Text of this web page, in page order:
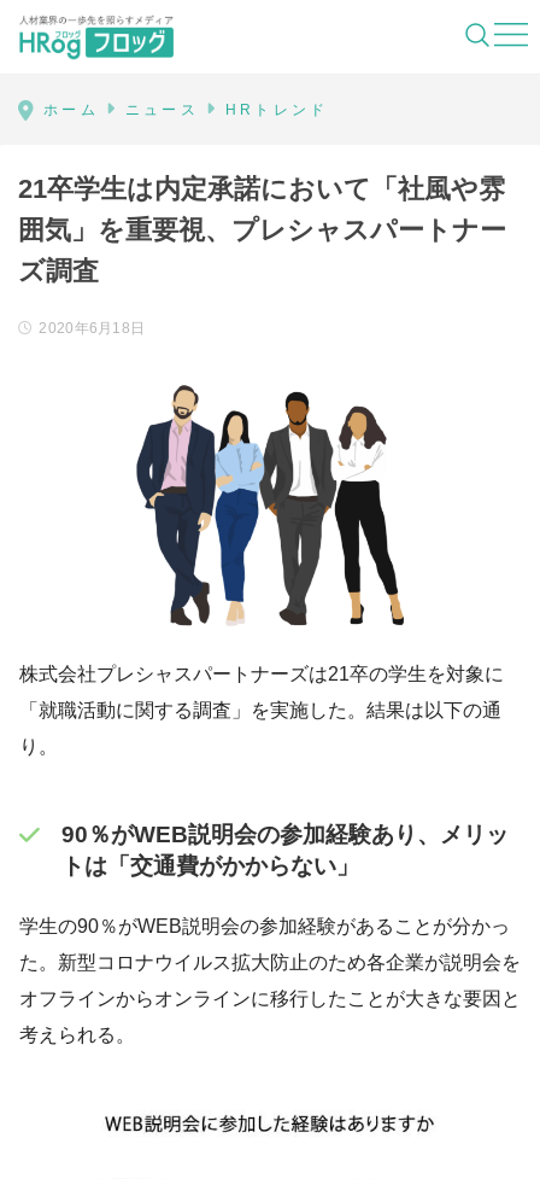
HRog | 人材業界の一歩先を照らすメディ
ホーム ニュース HRトレンド
21卒学生は内定承諾において「社風や雰
囲気」を重要視、プレシャスパートナー
ズ調査
2020年6月18日
株式会社プレシャスパートナーズは21卒の学生を対象に
「就職活動に関する調査」を実施した。結果は以下の通
り。
90％がWEB説明会の参加経験あり、メリッ
トは「交通費がかからない」
学生の90％がWEB説明会の参加経験があることが分かっ
た。新型コロナウイルス拡大防止のため各企業が説明会を
オフラインからオンラインに移行したことが大きな要因と
考えられる。